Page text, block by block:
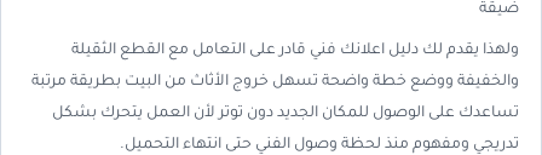
ضيقة
ولهذا يقدم لك دليل اعلانك فني قادر على التعامل مع القطع الثقيلة
والخفيفة ووضع خطة واضحة تسهل خروج الأثاث من البيت بطريقة مرتبة
تساعدك على الوصول للمكان الجديد دون توتر لأن العمل يتحرك بشكل
تدريجي ومفهوم منذ لحظة وصول الفني حتى انتهاء التحميل.